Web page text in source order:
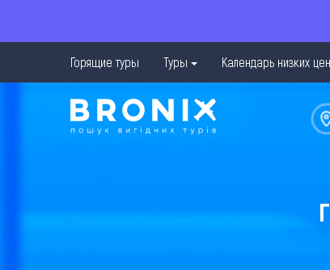
Горящие туры Туры Календарь низких цен